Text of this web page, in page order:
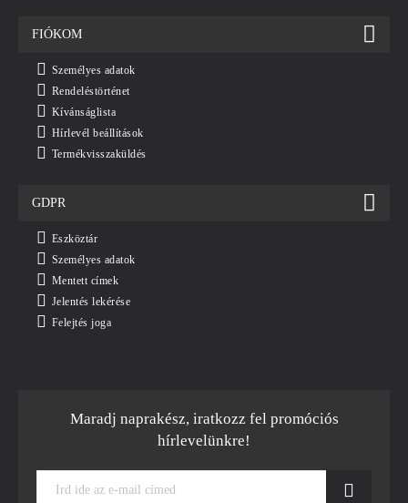
FIÓKOM
Személyes adatok
Rendeléstörténet
Kívánságlista
Hírlevél beállítások
Termékvisszaküldés
GDPR
Eszköztár
Személyes adatok
Mentett címek
Jelentés lekérése
Felejtés joga
Maradj naprakész, iratkozz fel promóciós
hírlevelünkre!